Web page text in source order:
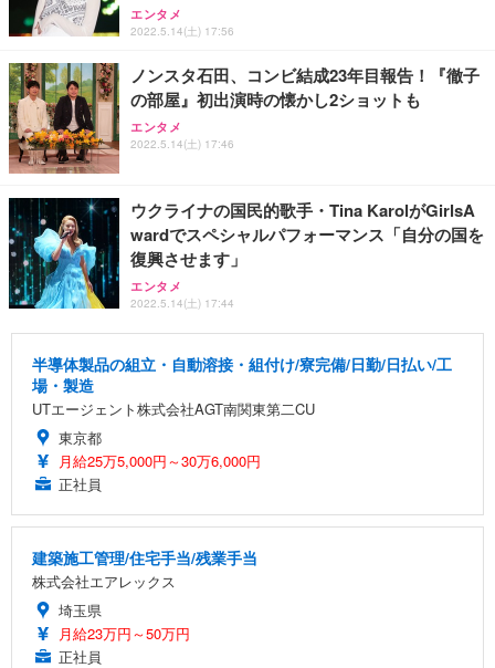
エンタメ
2022.5.14(土) 17:56
ノンスタ石田、コンビ結成23年目報告！『徹子
の部屋』初出演時の懐かし2ショットも
エンタメ
2022.5.14(土) 17:46
ウクライナの国民的歌手・Tina KarolがGirlsA
wardでスペシャルパフォーマンス「自分の国を
復興させます」
エンタメ
2022.5.14(土) 17:44
半導体製品の組立・自動溶接・組付け/寮完備/日勤/日払い/工
場・製造
UTエージェント株式会社AGT南関東第二CU
東京都
月給25万5,000円～30万6,000円
正社員
建築施工管理/住宅手当/残業手当
株式会社エアレックス
埼玉県
月給23万円～50万円
正社員